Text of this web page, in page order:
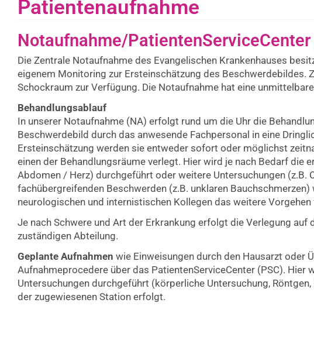
Patientenaufnahme
Notaufnahme/PatientenServiceCenter
Die Zentrale Notaufnahme des Evangelischen Krankenhauses
eigenem Monitoring zur Ersteinschätzung des Beschwerdebildes.
Schockraum zur Verfügung. Die Notaufnahme hat eine
Behandlungsablauf
In unserer Notaufnahme (NA) erfolgt rund um die Uhr die
Beschwerdebild durch das anwesende Fachpersonal in eine
Ersteinschätzung werden sie entweder sofort oder möglichst
einen der Behandlungsräume verlegt. Hier wird je nach Bedarf die
Abdomen / Herz) durchgeführt oder weitere Untersuchungen (z.B.
fachübergreifenden Beschwerden (z.B. unklaren
neurologischen und internistischen Kollegen das weitere
Je nach Schwere und Art der Erkrankung erfolgt die Verlegung
zuständigen Abteilung.
Geplante Aufnahmen wie Einweisungen durch den Hausarzt oder
Aufnahmeprocedere über das PatientenServiceCenter (PSC). Hier
Untersuchungen durchgeführt (körperliche Untersuchung,
der zugewiesenen Station erfolgt.